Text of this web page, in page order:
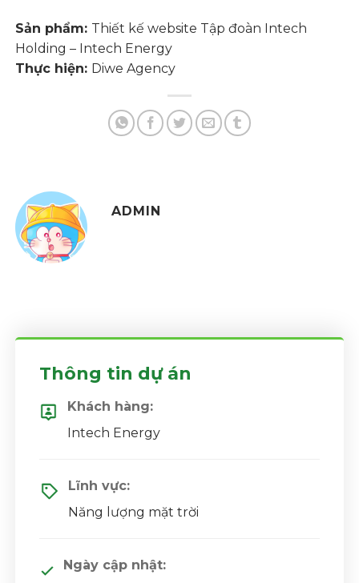
Sản phẩm: Thiết kế website Tập đoàn Intech
Holding – Intech Energy
Thực hiện: Diwe Agency
ADMIN
Thông tin dự án
Khách hàng:
Intech Energy
Lĩnh vực:
Năng lượng mặt trời
Ngày cập nhật: